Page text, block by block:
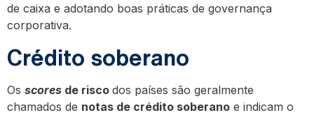
de caixa e adotando boas práticas de governança
corporativa.
Crédito soberano
Os scores de risco dos países são geralmente
chamados de notas de crédito soberano e indicam o